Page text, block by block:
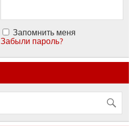
Запомнить меня
Забыли пароль?